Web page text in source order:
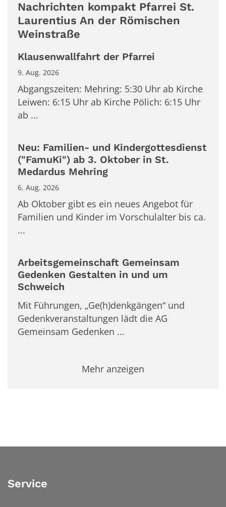
Nachrichten kompakt Pfarrei St.
Laurentius An der Römischen
Weinstraße
Klausenwallfahrt der Pfarrei
9. Aug. 2026
Abgangszeiten: Mehring: 5:30 Uhr ab Kirche
Leiwen: 6:15 Uhr ab Kirche Pölich: 6:15 Uhr
ab ...
Neu: Familien- und Kindergottesdienst
("FamuKi") ab 3. Oktober in St.
Medardus Mehring
6. Aug. 2026
Ab Oktober gibt es ein neues Angebot für
Familien und Kinder im Vorschulalter bis ca.
...
Arbeitsgemeinschaft Gemeinsam
Gedenken Gestalten in und um
Schweich
Mit Führungen, „Ge(h)denkgängen“ und
Gedenkveranstaltungen lädt die AG
Gemeinsam Gedenken ...
Mehr anzeigen
Service